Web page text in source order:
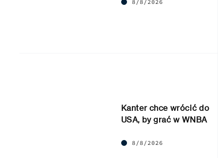
8/8/2026
Kanter chce wrócić do
USA, by grać w WNBA
8/8/2026